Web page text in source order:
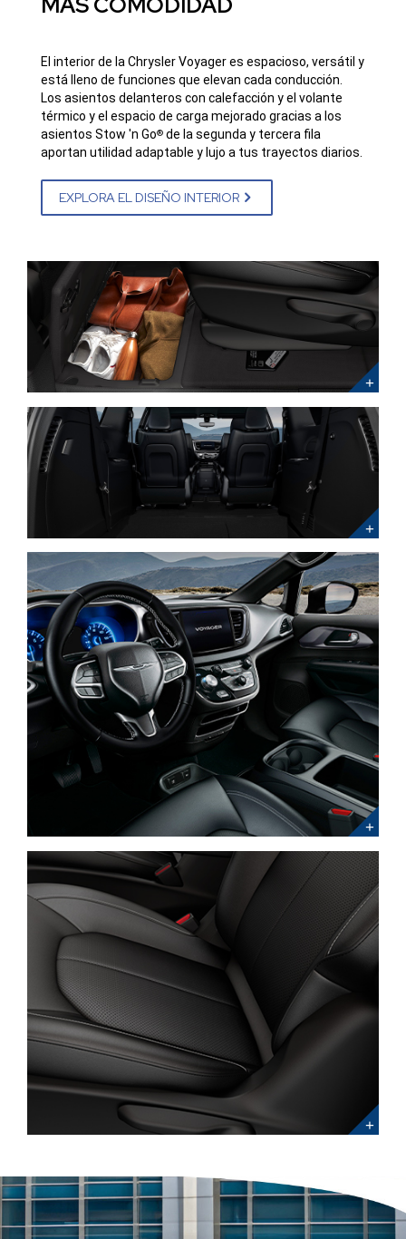
El interior de la Chrysler Voyager es espacioso, versátil y
está lleno de funciones que elevan cada conducción.
Los asientos delanteros con calefacción y el volante
térmico y el espacio de carga mejorado gracias a los
asientos Stow 'n Go® de la segunda y tercera fila
aportan utilidad adaptable y lujo a tus trayectos diarios.
EXPLORA EL DISEÑO INTERIOR
Nivel
de
prueba
Prueba
Prueba
Prueba